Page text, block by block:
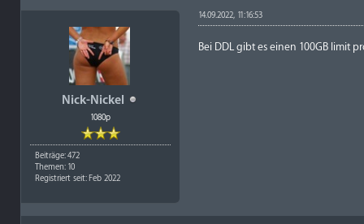
Nick-Nickel
1080p
Beiträge: 472
Themen: 10
Registriert seit: Feb 2022
14.09.2022, 11:16:53
Bei DDL gibt es einen 100GB limit